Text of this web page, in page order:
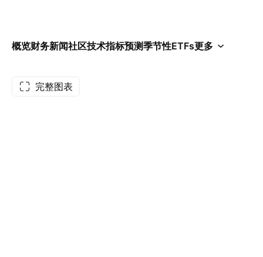
概览财务新闻社区技术指标预测季节性ETFs更多
完整图表